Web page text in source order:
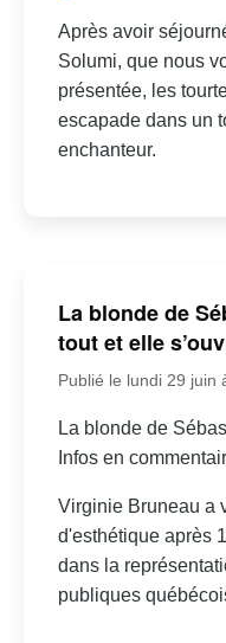
Après avoir
Solumi, que nous
présentée, les
escapade dans un
enchanteur.
La blonde de
tout et elle
Publié le lundi 29 juin
La blonde de
Infos en
Virginie Bruneau a
d'esthétique après
dans la
publiques